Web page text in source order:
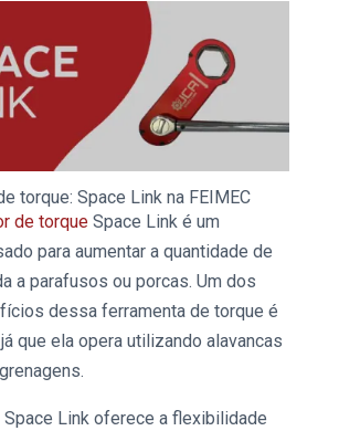
torque: Space Link na FEIMEC
de torqueSpace Linké um
para aumentar a quantidade de
a parafusos ou porcas. Um dos
dessa ferramenta de torque é
que ela opera utilizando alavancas
Space Linkoferece a flexibilidade